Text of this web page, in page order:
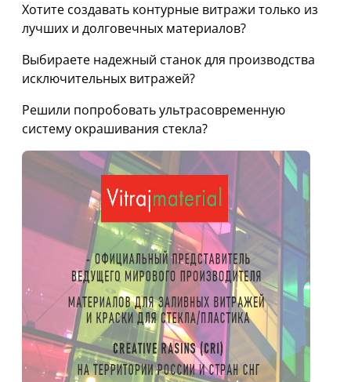
Хотите создавать контурные витражи только из
лучших и долговечных материалов?
Выбираете надежный станок для производства
исключительных витражей?
Решили попробовать ультрасовременную
систему окрашивания стекла?